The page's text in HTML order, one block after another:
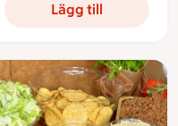
Lägg till